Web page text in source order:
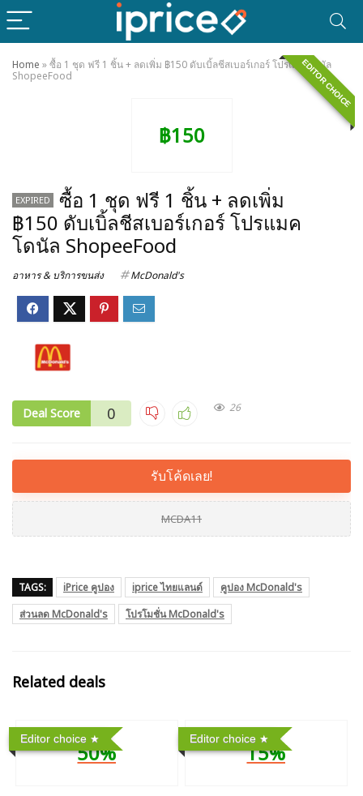
Home »ซื้อ 1 ชุด ฟรี 1 ชิ้น + ลดเพิ่ม ฿150 ดับเบิ้ลชีสเบอร์เกอร์ โปรแมคโดนัล
ShopeeFood
EDITOR CHOICE
฿150
EXPIRED
ซื้อ 1 ชุด ฟรี 1 ชิ้น + ลดเพิ่ม
฿150 ดับเบิ้ลชีสเบอร์เกอร์ โปรแมค
โดนัล ShopeeFood
อาหาร & บริการขนส่ง McDonald's
Deal Score 0 26
รับโค้ดเลย!
MCDA11
TAGS: iPrice คูปอง iprice ไทยแลนด์
คูปอง McDonald's
ส่วนลด McDonald's
โปรโมชั่น McDonald's
Related deals
Editor choice
50%
Editor choice
15%